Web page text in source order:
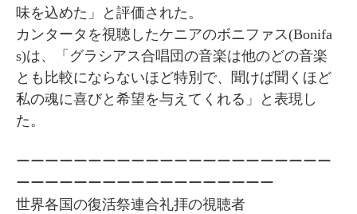
味を込めた」と評価された。
カンタータを視聴したケニアのボニファス(Bonifa
s)は、「グラシアス合唱団の音楽は他のどの音楽
とも比較にならないほど特別で、聞けば聞くほど
私の魂に喜びと希望を与えてくれる」と表現し
た。
ーーーーーーーーーーーーーーーーーーーーーー
ーーーーーーーーーーーーーーーーーー
世界各国の復活祭連合礼拝の視聴者